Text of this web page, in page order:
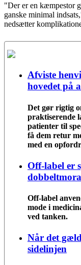
"Der er en kæmpestor
ganske minimal
nedsætter
Afviste
hovedet på
Det gør rigtig
praktiserende
patienter til
få dem retur
med en
Off-label er
Off-label
mode i
ved tanken.
Når det
sidelinjen